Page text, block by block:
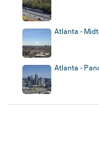
Atlanta -
Atlanta -